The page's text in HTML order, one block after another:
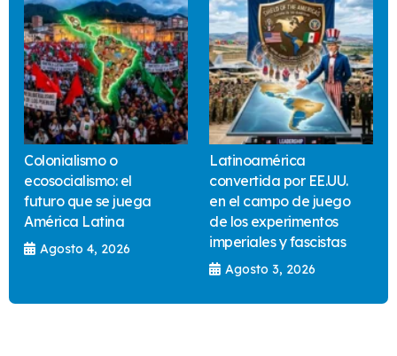
Colonialismo o
ecosocialismo: el
futuro que se juega
América Latina
Agosto 4, 2026
Latinoamérica
convertida por EE.UU.
en el campo de juego
de los experimentos
imperiales y fascistas
Agosto 3, 2026